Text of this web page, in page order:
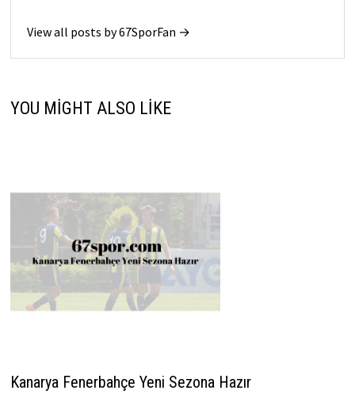
View all posts by 67SporFan →
YOU MIGHT ALSO LIKE
Kanarya Fenerbahçe Yeni Sezona Hazır